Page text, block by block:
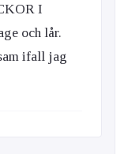
I
och lår.
ifall jag